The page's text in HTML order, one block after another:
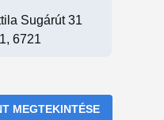
Sugárút 31
6721
MEGTEKINTÉSE